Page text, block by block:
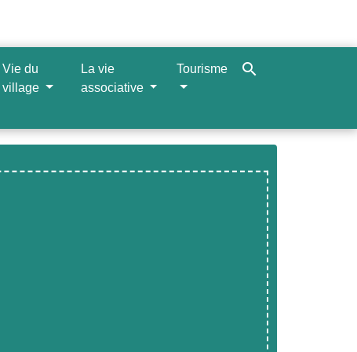
Vie du
village
La vie
associative
Tourisme search